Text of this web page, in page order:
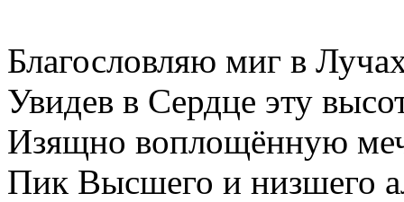
Благословляю миг в
Увидев в Сердце эту
Изящно воплощённую
Пик Высшего и низшего